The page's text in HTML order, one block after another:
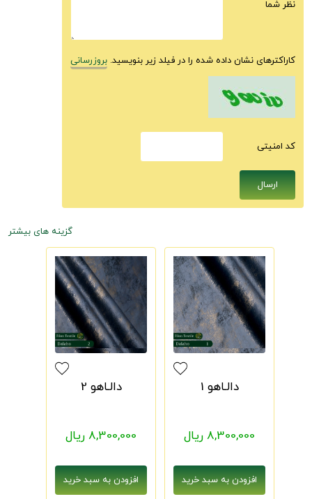
نظر شما
کاراکترهای نشان داده شده را در فیلد زیر بنویسید. بروزرسانی
كد امنيتى
گزینه های بیشتر
دالـاهو 1
8,300,000 ریال
دالـاهو 2
8,300,000 ریال